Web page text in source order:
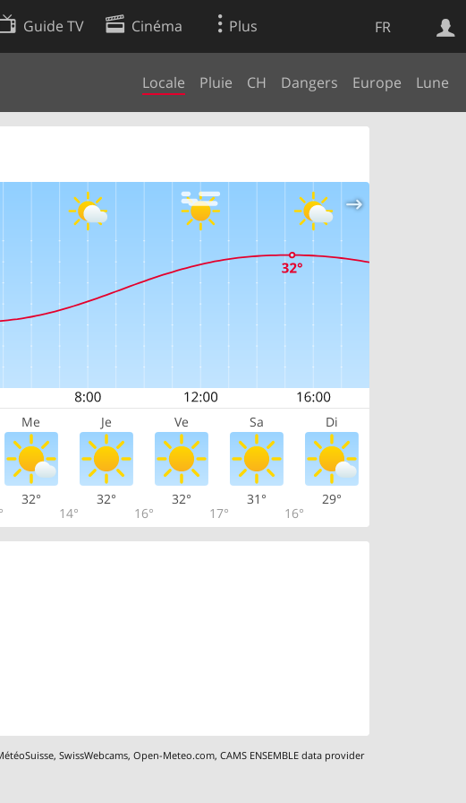
FR
Guide TV Cinéma Plus
Locale Pluie CH Dangers Europe Lune
Me Je Ve Sa Di
32°
14°
32°
16°
32°
17°
31°
16°
29°
,SwissWebcams,Open-Meteo.com,CAMS ENSEMBLE data provider
Web